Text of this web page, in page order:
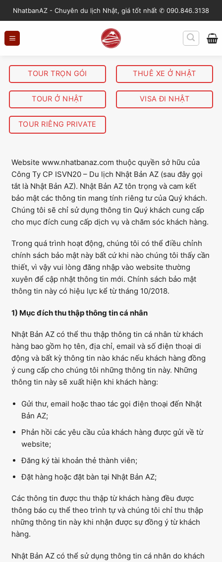
NhatbanAZ - Chuyên du lịch Nhật, giá tốt nhất ✆ 090.846.3138
TOUR TRỌN GÓI
TOUR Ở NHẬT
TOUR RIÊNG PRIVATE
THUÊ XE Ở NHẬT
VISA ĐI NHẬT
Website www.nhatbanaz.com thuộc quyền sở hữu của
Công Ty CP ISVN20 – Du lịch Nhật Bản AZ (sau đây gọi
tắt là Nhật Bản AZ). Nhật Bản AZ tôn trọng và cam kết
bảo mật các thông tin mang tính riêng tư của Quý khách.
Chúng tôi sẽ chỉ sử dụng thông tin Quý khách cung cấp
cho mục đích cung cấp dịch vụ và chăm sóc khách hàng.
Trong quá trình hoạt động, chúng tôi có thể điều chỉnh
chính sách bảo mật này bất cứ khi nào chúng tôi thấy cần
thiết, vì vậy vui lòng đăng nhập vào website thường
xuyên để cập nhật thông tin mới. Chính sách bảo mật
thông tin này có hiệu lực kể từ tháng 10/2018.
1) Mục đích thu thập thông tin cá nhân
Nhật Bản AZ có thể thu thập thông tin cá nhân từ khách
hàng bao gồm họ tên, địa chỉ, email và số điện thoại di
động và bất kỳ thông tin nào khác nếu khách hàng đồng
ý cung cấp cho chúng tôi những thông tin này. Những
thông tin này sẽ xuất hiện khi khách hàng:
Gửi thư, email hoặc thao tác gọi điện thoại đến Nhật
Bản AZ;
Phản hồi các yêu cầu của khách hàng được gửi về từ
website;
Đăng ký tài khoản thẻ thành viên;
Đặt hàng hoặc đặt bàn tại Nhật Bản AZ;
Các thông tin được thu thập từ khách hàng đều được
thông báo cụ thể theo trình tự và chúng tôi chỉ thu thập
những thông tin này khi nhận được sự đồng ý từ khách
hàng.
Nhật Bản AZ có thể sử dụng thông tin cá nhân do khách